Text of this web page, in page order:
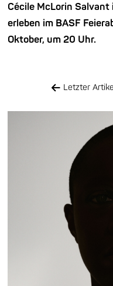
Cécile McLorin
erleben im BASF
Oktober, um 20 Uhr.
Letzter